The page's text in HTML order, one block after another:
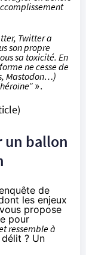
Twitter a
son propre
sa toxicité. En
ne cesse de
Mastodon…)
».
un ballon
de
les enjeux
propose
pour
ressemble à
délit ? Un